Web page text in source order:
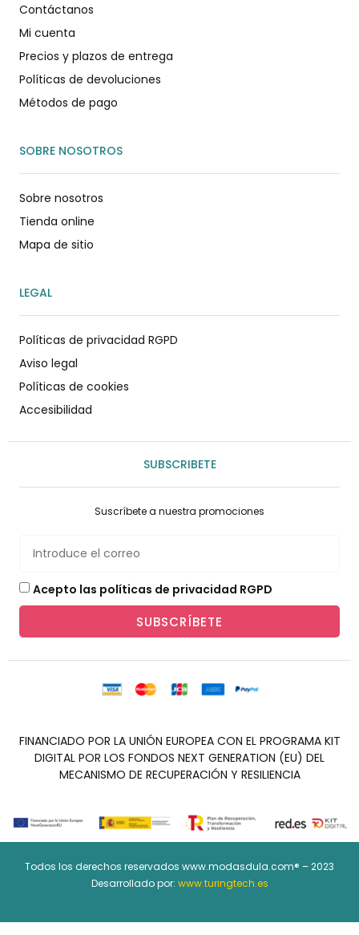
Contáctanos
Mi cuenta
Precios y plazos de entrega
Políticas de devoluciones
Métodos de pago
SOBRE NOSOTROS
Sobre nosotros
Tienda online
Mapa de sitio
LEGAL
Políticas de privacidad RGPD
Aviso legal
Políticas de cookies
Accesibilidad
SUBSCRIBETE
Suscríbete a nuestra promociones
Acepto las políticas de privacidad RGPD
SUBSCRÍBETE
FINANCIADO POR LA UNIÓN EUROPEA CON EL PROGRAMA KIT
DIGITAL POR LOS FONDOS NEXT GENERATION (EU) DEL
MECANISMO DE RECUPERACIÓN Y RESILIENCIA
Todos los derechos reservados www.modasdula.com® – 2023
Desarrollado por: www.turingtech.es